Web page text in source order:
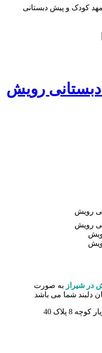
و پیش دبستانی
رویش
به صورت
شما می باشد
40